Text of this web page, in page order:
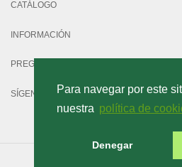
Para navegar por este
nuestra política de
Denegar
CATÁLOGO
INFORMACIÓN
PREGUNTAS FRECUENTES
SÍGENOS